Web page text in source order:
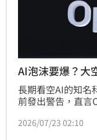
AI泡沫要爆？大
長期看空AI的知名
前發出警告，直言
標普，也同樣點名
2026/07/23 02:10